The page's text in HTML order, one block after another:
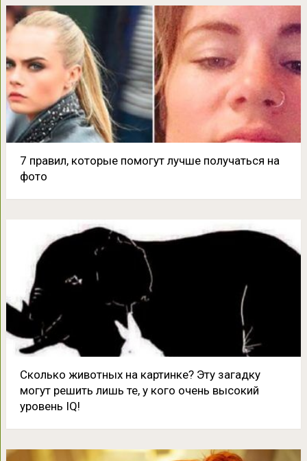
7 правил, которые помогут лучше получаться на
фото
Сколько животных на картинке? Эту загадку
могут решить лишь те, у кого очень высокий
уровень IQ!